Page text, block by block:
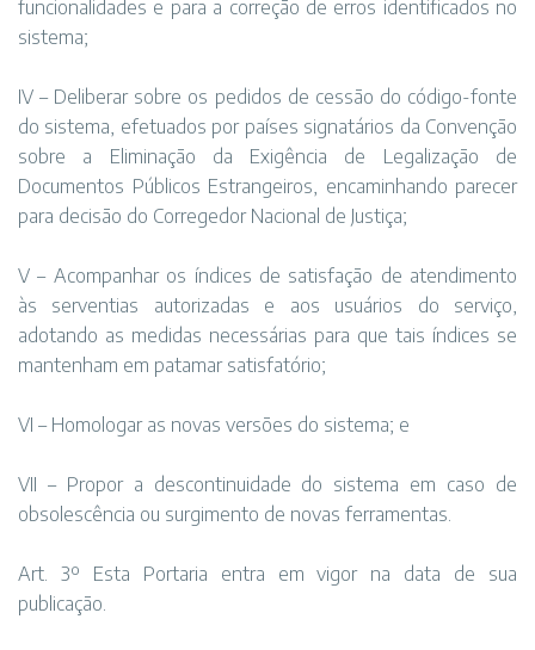
funcionalidades e para a correção de erros identificados no
sistema;
IV – Deliberar sobre os pedidos de cessão do código-fonte
do sistema, efetuados por países signatários da Convenção
sobre a Eliminação da Exigência de Legalização de
Documentos Públicos Estrangeiros, encaminhando parecer
para decisão do Corregedor Nacional de Justiça;
V – Acompanhar os índices de satisfação de atendimento
às serventias autorizadas e aos usuários do serviço,
adotando as medidas necessárias para que tais índices se
mantenham em patamar satisfatório;
VI – Homologar as novas versões do sistema; e
VII – Propor a descontinuidade do sistema em caso de
obsolescência ou surgimento de novas ferramentas.
Art. 3º Esta Portaria entra em vigor na data de sua
publicação.